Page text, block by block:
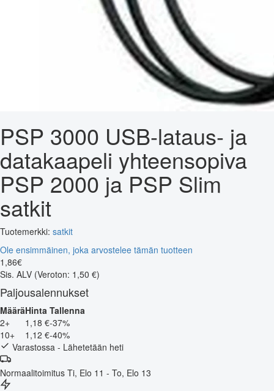
PSP 3000 USB-lataus- ja
datakaapeli yhteensopiva
PSP 2000 ja PSP Slim
satkit
Tuotemerkki: satkit
Ole ensimmäinen, joka arvostelee tämän tuotteen
1 ,86€
Sis. ALV (Veroton: 1,50 €)
Paljousalennukset
MääräHinta Tallenna
2+
1,18 €-37%
10+
1,12 €-40%
Varastossa - Lähetetään heti
Normaalitoimitus Ti, Elo 11 - To, Elo 13